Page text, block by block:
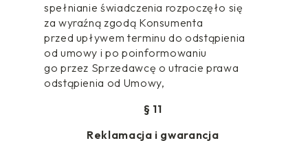
spełnianie świadczenia rozpoczęło się
za wyraźną zgodą Konsumenta
przed upływem terminu do odstąpienia
od umowy i po poinformowaniu
go przez Sprzedawcę o utracie prawa
odstąpienia od Umowy,
§ 11
Reklamacja i gwarancja